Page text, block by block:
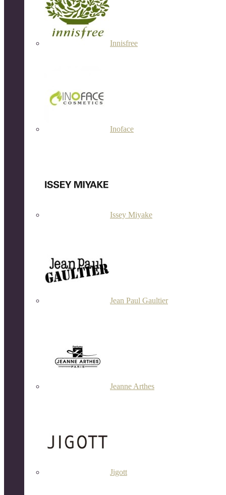
Innisfree
Inoface
Issey Miyake
Jean Paul Gaultier
Jeanne Arthes
Jigott